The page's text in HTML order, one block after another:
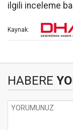
ilgili inceleme
Kaynak:
HABERE